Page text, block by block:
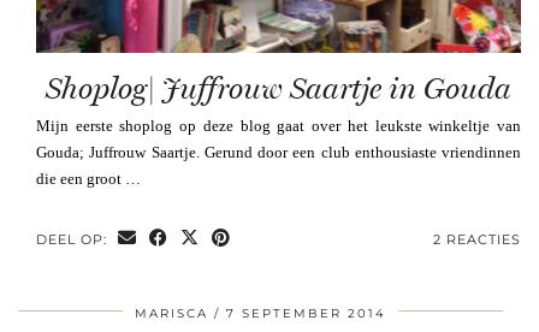
Shoplog| Juffrouw Saartje in Gouda
Mijn eerste shoplog op deze blog gaat over het leukste winkeltje van
Gouda; Juffrouw Saartje. Gerund door een club enthousiaste vriendinnen
die een groot …
DEEL OP: 2 REACTIES
MARISCA 7 SEPTEMBER 2014